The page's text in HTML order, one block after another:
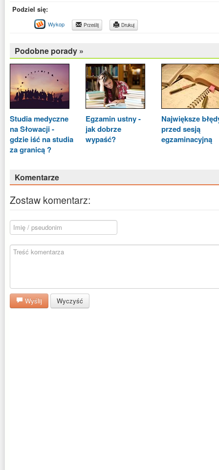
Podziel się:
Wykop Prześlij Drukuj
Podobne porady »
Studia medyczne
na Słowacji -
gdzie iść na studia
za granicą ?
Egzamin ustny -
jak dobrze
wypaść?
Największe
przed sesją
egzaminacyjną
Komentarze
Zostaw komentarz:
Wyślij Wyczyść